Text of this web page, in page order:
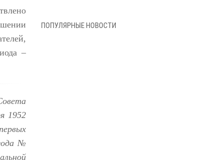
–
1952
№
В Управлении Росгвардии по Архангельской
ПОПУЛЯРНЫЕ НОВОСТИ